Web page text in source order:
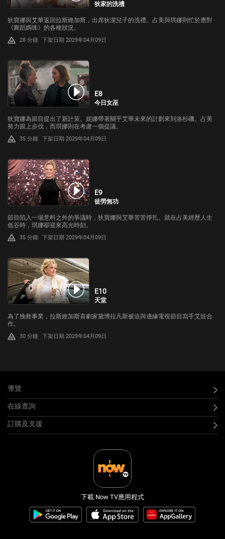
狄家的洗禮
狄寶娜與艾華返回拉斯維加斯，出席狄潔兒子的洗禮。占美與琪娜則忙於應對
《舞蹈媽咪》的各種狀況。
28 分鐘 下架日期 2029年04月09日
E8
今日女巫
狄寶娜為節目提出了新計策。妮娜帶著關乎艾華未來的計劃來到洛杉磯。占美
努力跟上步伐，而琪娜則在考慮一個提議。
35 分鐘 下架日期 2029年04月09日
E9
徒勞無功
節目陷入一場意料之外的爭議時，狄寶娜與艾華苦苦掙扎。就在占美經歷人生
低谷時，琪娜卻迎來高光時刻。
35 分鐘 下架日期 2029年04月09日
E10
天堂
為了挽救事業，拉斯維加斯喜劇家黛博拉凡斯被迫與邊緣電視節目寫手艾娃合
作。
30 分鐘 下架日期 2029年04月09日
導覽
在線查詢
訂購及支援
下載 Now TV應用程式